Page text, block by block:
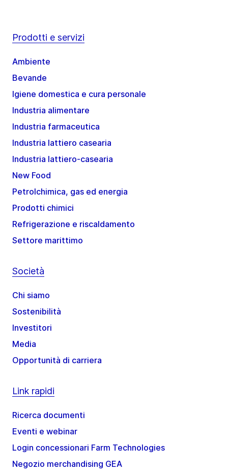
Prodotti e servizi
Ambiente
Bevande
Igiene domestica e cura personale
Industria alimentare
Industria farmaceutica
Industria lattiero casearia
Industria lattiero-casearia
New Food
Petrolchimica, gas ed energia
Prodotti chimici
Refrigerazione e riscaldamento
Settore marittimo
Società
Chi siamo
Sostenibilità
Investitori
Media
Opportunità di carriera
Link rapidi
Ricerca documenti
Eventi e webinar
Login concessionari Farm Technologies
Negozio merchandising GEA